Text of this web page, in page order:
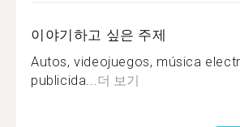
이야기하고 싶은 주제
Autos, videojuegos, música
publicida...더 보기